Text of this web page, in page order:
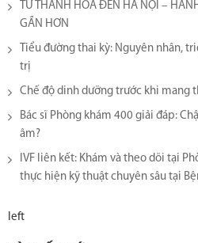
TỪ THANH HÓA ĐẾN HÀ NỘI –
GẦN HƠN
Tiểu đường thai kỳ: Nguyên nhân,
trị
Chế độ dinh dưỡng trước khi mang
Bác sĩ Phòng khám 400 giải đáp:
âm?
IVF liên kết: Khám và theo dõi tại
thực hiện kỹ thuật chuyên sâu tại
left